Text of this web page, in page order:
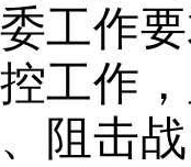
工作
工作
阻击